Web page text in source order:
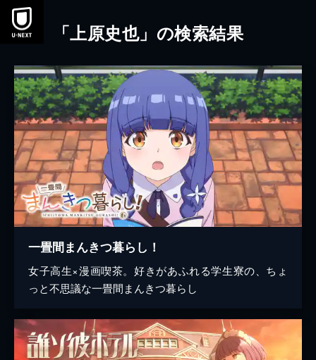
本文へスキップ
「上原史也」の検索結果
一畳間まんきつ暮らし！
女子高生×漫画喫茶。好きがあふれる学生寮の、ちょ
っと不思議な一畳間まんきつ暮らし